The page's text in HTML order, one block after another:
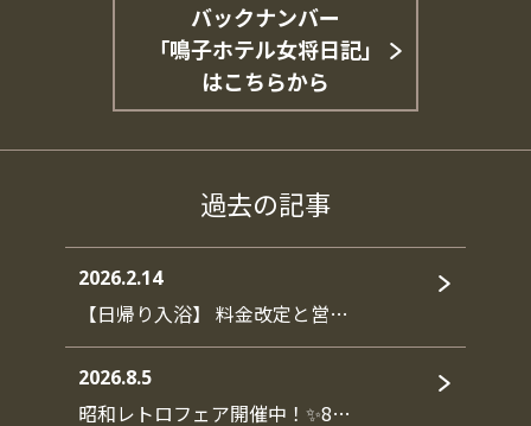
バックナンバー
「鳴子ホテル女将日記」
はこちらから
過去の記事
2026.2.14
【日帰り入浴】 料金改定と営…
2026.8.5
昭和レトロフェア開催中！✨8…